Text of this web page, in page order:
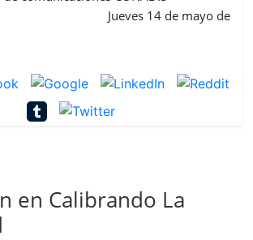
14 de mayo de
en Calibrando La